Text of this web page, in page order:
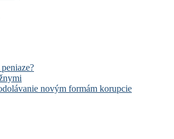
novým formám korupcie